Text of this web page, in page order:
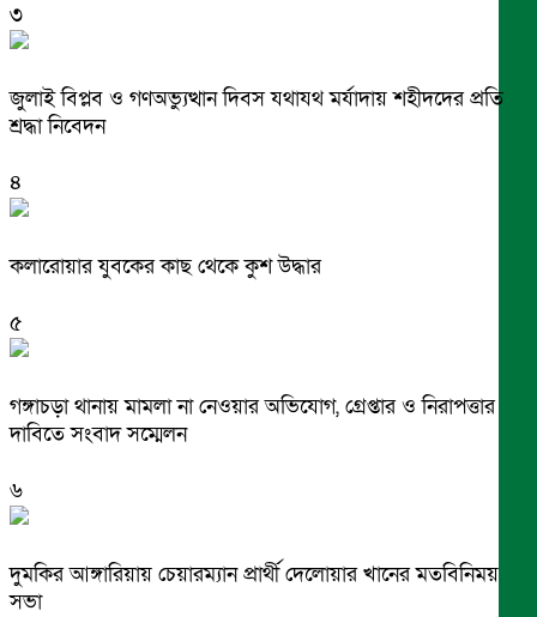
৩
জুলাই বিপ্লব ও গণঅভ্যুত্থান দিবস যথাযথ মর্যাদায় শহীদদের প্রতি
শ্রদ্ধা নিবেদন
৪
কলারোয়ার যুবকের কাছ থেকে কুশ উদ্ধার
৫
গঙ্গাচড়া থানায় মামলা না নেওয়ার অভিযোগ, গ্রেপ্তার ও নিরাপত্তার
দাবিতে সংবাদ সম্মেলন
৬
দুমকির আঙ্গারিয়ায় চেয়ারম্যান প্রার্থী দেলোয়ার খানের মতবিনিময়
সভা